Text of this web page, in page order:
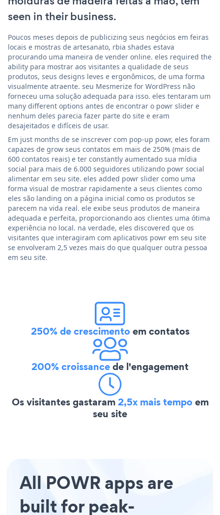
seen in their business.
Poucos meses depois de publicizing seus negócios em feiras
locais e mostras de artesanato, rbia shades estava
procurando uma maneira de vender online. eles required the
ability para mostrar aos visitantes a qualidade de seus
produtos, seus designs leves e ergonômicos, de uma forma
visualmente atraente. seu Mesmerize for WordPress não
forneceu uma solução adequada para isso. eles tentaram um
many different options antes de encontrar o powr slider e
nenhum deles parecia fazer parte do site e eram
desajeitados e difíceis de usar.
Em just months de se inscrever com pop-up powr, eles foram
capazes de grow seus contatos em mais de 250% (mais de
600 contatos reais) e ter constantly aumentado sua mídia
social para mais de 6.000 seguidores utilizando powr social
alimentar em seu site. eles added powr slider como uma
forma visual de mostrar rapidamente a seus clientes como
eles são landing on a página inicial como os produtos se
parecem na vida real. ele exibe seus produtos de maneira
adequada e perfeita, proporcionando aos clientes uma ótima
experiência no local. na verdade, eles discovered que os
visitantes que interagiram com aplicativos powr em seu site
se envolveram 2,5 vezes mais do que qualquer outra pessoa
em seu site.
250% de crescimentoem contatos
200% croissancede l'engagement
Os visitantes gastaram2,5x mais tempoem
seu site
All POWR apps are
built for peak-